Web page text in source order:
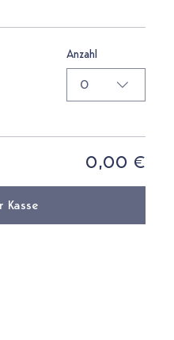
Anzahl
0
0,00 €
Kasse